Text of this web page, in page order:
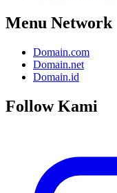
Menu Network
Domain.com
Domain.net
Domain.id
Follow Kami